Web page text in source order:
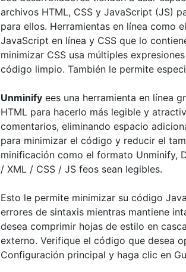
archivos HTML, CSS y JavaScript (JS)
para ellos. Herramientas en línea como
JavaScript en línea y CSS que lo
minimizar CSS usa múltiples
código limpio. También le permite
Unminify ees una herramienta en línea
HTML para hacerlo más legible y
comentarios, eliminando espacio
para minimizar el código y reducir el
minificación como el formato Unminify,
/ XML / CSS / JS feos sean legibles.
Esto le permite minimizar su código
errores de sintaxis mientras mantiene
desea comprimir hojas de estilo en
externo. Verifique el código que desea
Configuración principal y haga clic en